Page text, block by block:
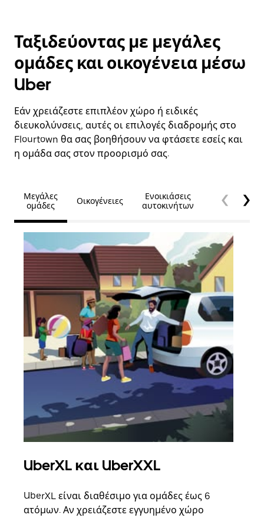
Ταξιδεύοντας με μεγάλες
ομάδες και οικογένεια μέσω
Uber
Εάν χρειάζεστε επιπλέον χώρο ή ειδικές
διευκολύνσεις, αυτές οι επιλογές διαδρομής στο
Flourtown θα σας βοηθήσουν να φτάσετε εσείς και
η ομάδα σας στον προορισμό σας.
Μεγάλες
ομάδες
Οικογένειες
Ενοικιάσεις
αυτοκινήτων
UberXL και UberXXL
UberXL είναι διαθέσιμο για ομάδες έως 6
ατόμων. Αν χρειάζεστε εγγυημένο χώρο